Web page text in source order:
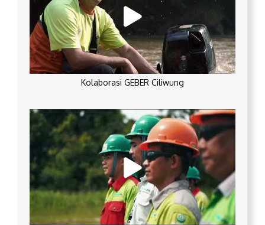
Kolaborasi GEBER Ciliwung